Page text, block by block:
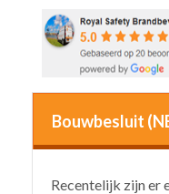
Bouwbesluit
Recentelijk zijn er